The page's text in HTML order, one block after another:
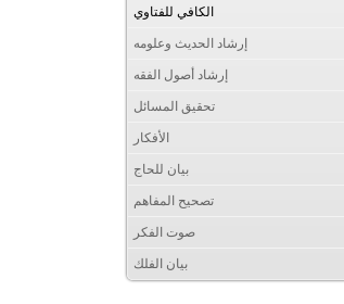
الكافي للفتاوي
إرشاد الحديث وعلومه
إرشاد أصول الفقه
تحقيق المسائل
الأفكار
بيان للحاج
تصحيح المفاهم
صوت الفكر
بيان الفلك